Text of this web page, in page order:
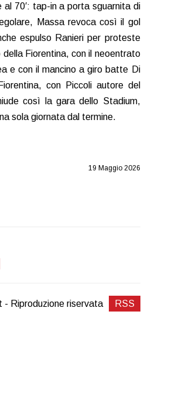
al 70′: tap-in a porta sguarnita di
Massa revoca così il gol
espulso Ranieri per proteste
Fiorentina, con il neoentrato
e con il mancino a giro batte Di
con Piccoli autore del
così la gara dello Stadium,
sola giornata dal termine.
19 Maggio 2026
Riproduzione riservata RSS